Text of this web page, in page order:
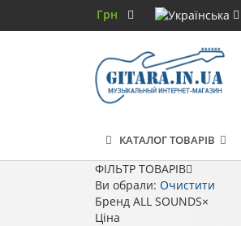
Грн
КАТАЛОГ ТОВАРІВ
ФІЛЬТР ТОВАРІВ
Ви обрали: Очистити
Бренд ALL SOUNDS×
Ціна